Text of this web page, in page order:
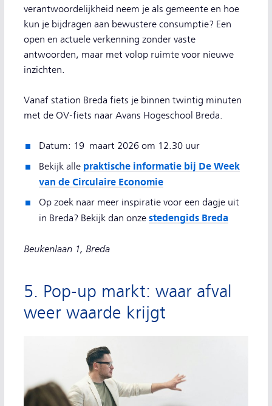
verantwoordelijkheid neem je als gemeente en hoe
kun je bijdragen aan bewustere consumptie? Een
open en actuele verkenning zonder vaste
antwoorden, maar met volop ruimte voor nieuwe
inzichten.
Vanaf station Breda fiets je binnen twintig minuten
met de OV-fiets naar Avans Hogeschool Breda.
Datum: 19 maart 2026 om 12.30 uur
Bekijk alle praktische informatie bij De Week
van de Circulaire Economie
Op zoek naar meer inspiratie voor een dagje uit
in Breda? Bekijk dan onze stedengids Breda
Beukenlaan 1, Breda
5. Pop-up markt: waar afval
weer waarde krijgt